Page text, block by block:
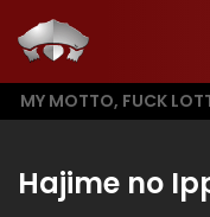
MY MOTTO, FUCK
Hajime no